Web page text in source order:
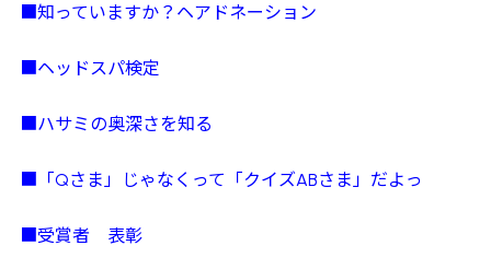
■知っていますか？ヘアドネーション
■ヘッドスパ検定
■ハサミの奥深さを知る
■「Qさま」じゃなくって「クイズABさま」だよっ
■受賞者 表彰